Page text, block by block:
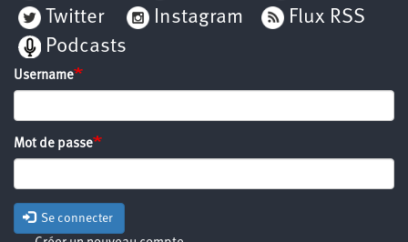
Twitter
Instagram
Flux RSS
Podcasts
Username
Mot de passe
Se connecter